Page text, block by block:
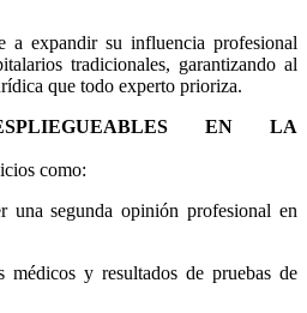
a expandir su influencia profesional
tradicionales, garantizando al
que todo experto prioriza.
EN LA
como:
una segunda opinión profesional en
médicos y resultados de pruebas de